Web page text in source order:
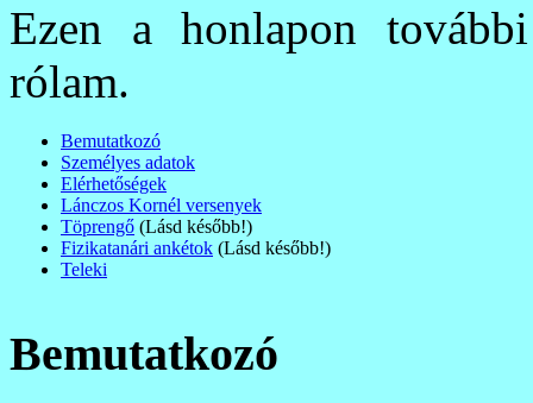
Ezen a honlapon
rólam.
Bemutatkozó
Személyes adatok
Elérhetőségek
Lánczos Kornél versenyek
Töprengő (Lásd később!)
Fizikatanári ankétok (Lásd később!)
Teleki
Bemutatkozó